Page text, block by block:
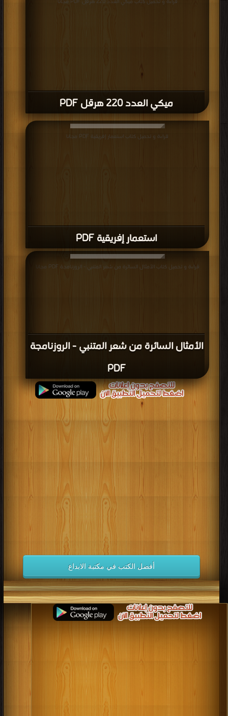
ميكي العدد 220 هرقل PDF
استعمار إفريقية PDF
قراءة و تحميل كتاب استعمار إفريقية PDF مجانا
الأمثال السائرة من شعر المتنبي - الروزنامجة
PDF
قراءة و تحميل كتاب الأمثال السائرة من شعر المتنبي - الروزنامجة PDF مجانا
أفضل الكتب في مكتبة الابداع